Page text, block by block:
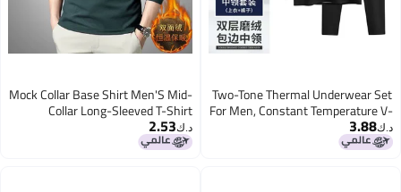
Two-Tone Thermal Underwear Set
For Men, Constant Temperature V-
Neck And Crew Neck, Non-Pilling,
Skin-Friendly And Cold-Resistant
د.ك‏3.88
Mock Collar Base Shirt Men'S Mid-
Collar Long-Sleeved T-Shirt
Sweater Scrub Autumn Clothes
Double-Sided Velvet Top Thermal
د.ك‏2.53